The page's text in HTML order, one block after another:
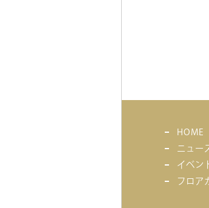
HOME
ニュー
イベン
フロア